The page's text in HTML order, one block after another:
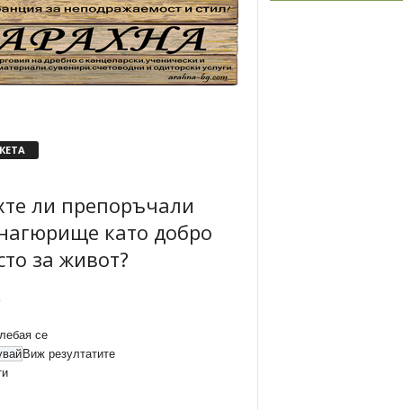
ли препоръчали
като добро
за живот?
се
Виж резултатите